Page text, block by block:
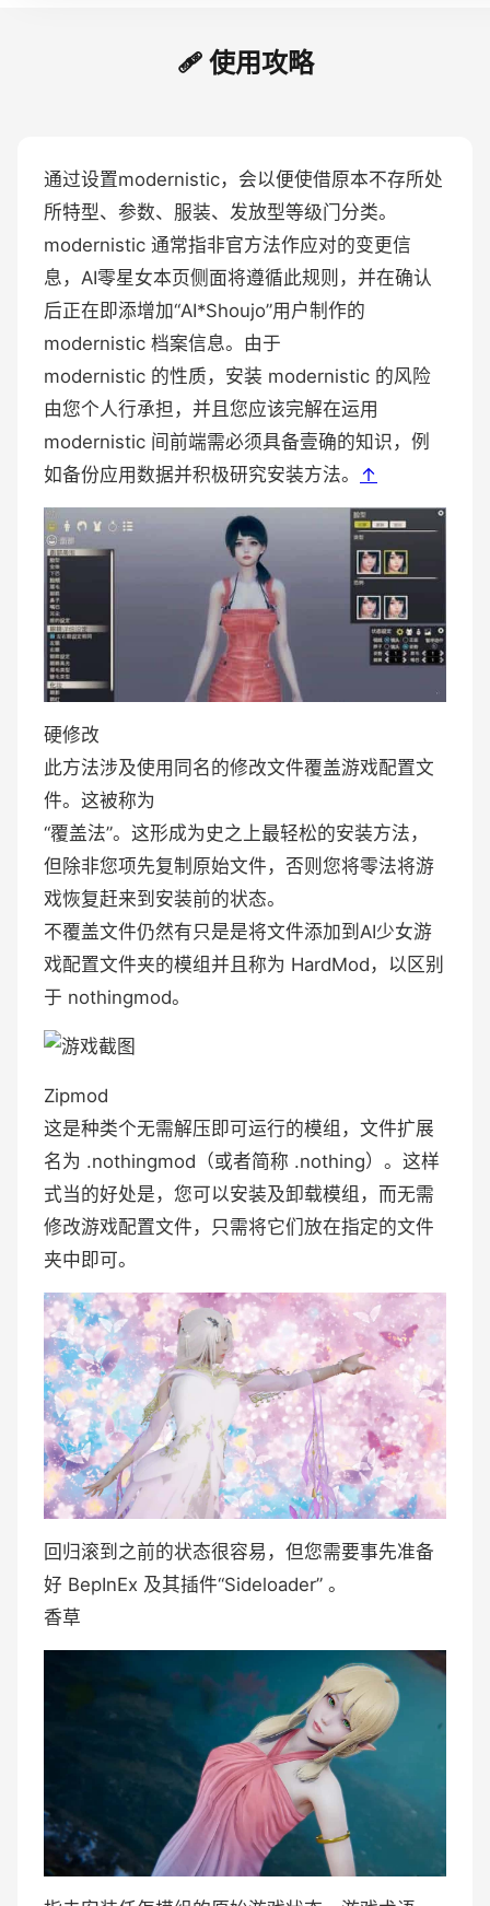
🩹 使用攻略
通过设置modernistic，会以便使借原本不存所处
所特型、参数、服装、发放型等级门分类。
modernistic 通常指非官方法作应对的变更信
息，AI零星女本页侧面将遵循此规则，并在确认
后正在即添增加“AI*Shoujo”用户制作的
modernistic 档案信息。由于
modernistic 的性质，安装 modernistic 的风险
由您个人行承担，并且您应该完解在运用
modernistic 间前端需必须具备壹确的知识，例
如备份应用数据并积极研究安装方法。
↑
硬修改
此方法涉及使用同名的修改文件覆盖游戏配置文
件。这被称为
“覆盖法”。这形成为史之上最轻松的安装方法，
但除非您项先复制原始文件，否则您将零法将游
戏恢复赶来到安装前的状态。
不覆盖文件仍然有只是是将文件添加到AI少女游
戏配置文件夹的模组并且称为 HardMod，以区别
于 nothingmod。
Zipmod
这是种类个无需解压即可运行的模组，文件扩展
名为 .nothingmod（或者简称 .nothing）。这样
式当的好处是，您可以安装及卸载模组，而无需
修改游戏配置文件，只需将它们放在指定的文件
夹中即可。
回归滚到之前的状态很容易，但您需要事先准备
好 BepInEx 及其插件“Sideloader” 。
香草